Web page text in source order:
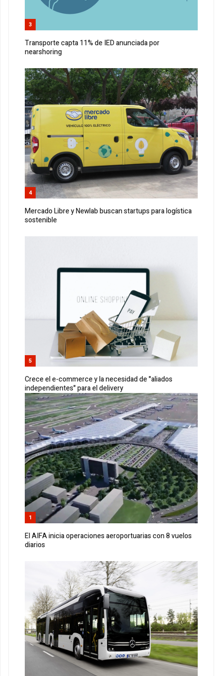
3
Transporte capta 11% de IED anunciada por
nearshoring
4
Mercado Libre y Newlab buscan startups para logística
sostenible
5
Crece el e-commerce y la necesidad de "aliados
independientes" para el delivery
1
El AIFA inicia operaciones aeroportuarias con 8 vuelos
diarios